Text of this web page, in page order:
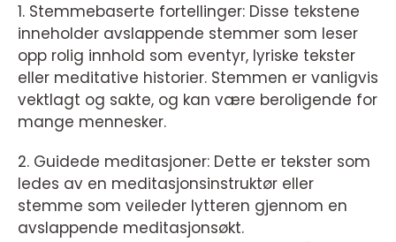
1. Stemmebaserte fortellinger: Disse tekstene
inneholder avslappende stemmer som leser
opp rolig innhold som eventyr, lyriske tekster
eller meditative historier. Stemmen er vanligvis
vektlagt og sakte, og kan være beroligende for
mange mennesker.
2. Guidede meditasjoner: Dette er tekster som
ledes av en meditasjonsinstruktør eller
stemme som veileder lytteren gjennom en
avslappende meditasjonsøkt.